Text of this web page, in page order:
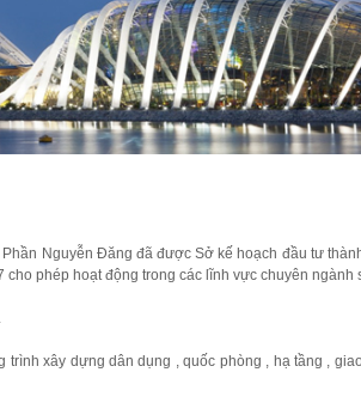
Phần Nguyễn Đăng đã được Sở kế hoạch đầu tư
cho phép hoạt động trong các lĩnh vực chuyên ngành
xây dựng dân dụng , quốc phòng , hạ tầng ,